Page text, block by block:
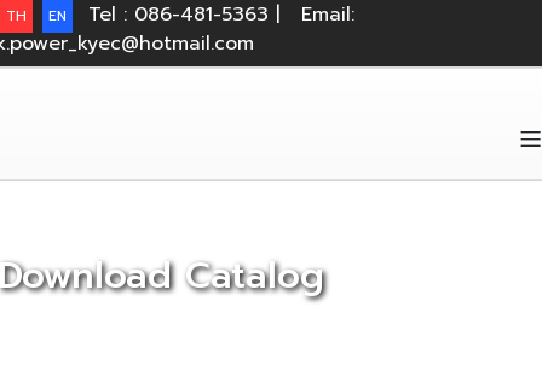
TH EN Tel : 086-481-5363 |
Email:
≡
Catalog